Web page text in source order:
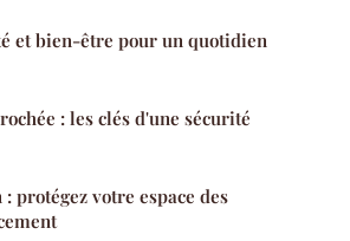
et bien-être pour un quotidien
: les clés d'une sécurité
protégez votre espace des